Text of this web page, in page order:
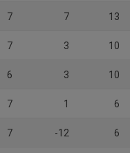
7 7 13
7 3 10
6 3 10
7 1 6
7 -12 6